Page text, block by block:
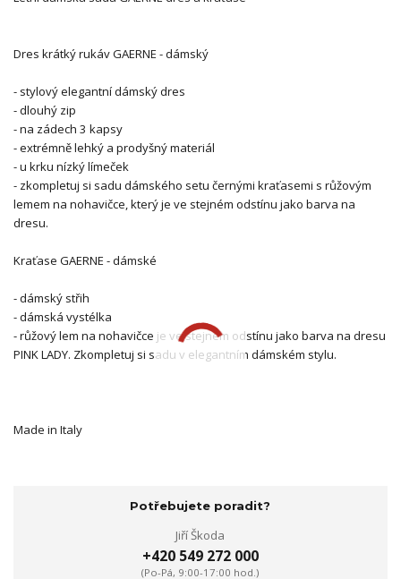
Dres krátký rukáv GAERNE - dámský
- stylový elegantní dámský dres
- dlouhý zip
- na zádech 3 kapsy
- extrémně lehký a prodyšný materiál
- u krku nízký límeček
- zkompletuj si sadu dámského setu černými kraťasemi s růžovým
lemem na nohavičce, který je ve stejném odstínu jako barva na
dresu.
Kraťase GAERNE - dámské
- dámský střih
- dámská vystélka
- růžový lem na nohavičce je ve stejném odstínu jako barva na dresu
PINK LADY. Zkompletuj si sadu v elegantním dámském stylu.
Made in Italy
Potřebujete poradit?
Jiří Škoda
+420 549 272 000
(Po-Pá, 9:00-17:00 hod.)